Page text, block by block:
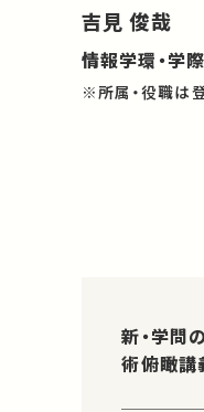
吉見 俊哉
情報学環・学
※所属・役職は
新・学問
術俯瞰講